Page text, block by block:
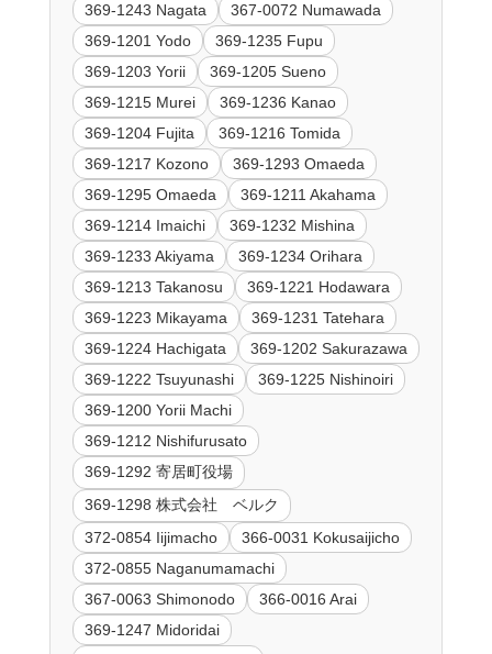
369-1243 Nagata
367-0072 Numawada
369-1201 Yodo
369-1235 Fupu
369-1203 Yorii
369-1205 Sueno
369-1215 Murei
369-1236 Kanao
369-1204 Fujita
369-1216 Tomida
369-1217 Kozono
369-1293 Omaeda
369-1295 Omaeda
369-1211 Akahama
369-1214 Imaichi
369-1232 Mishina
369-1233 Akiyama
369-1234 Orihara
369-1213 Takanosu
369-1221 Hodawara
369-1223 Mikayama
369-1231 Tatehara
369-1224 Hachigata
369-1202 Sakurazawa
369-1222 Tsuyunashi
369-1225 Nishinoiri
369-1200 Yorii Machi
369-1212 Nishifurusato
369-1292 寄居町役場
369-1298 株式会社 ベルク
372-0854 Iijimacho
366-0031 Kokusaijicho
372-0855 Naganumamachi
367-0063 Shimonodo
366-0016 Arai
369-1247 Midoridai